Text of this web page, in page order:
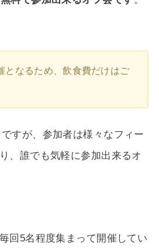
となるため、飲食費だけはご
すが、参加者は様々なフィー
、誰でも気軽に参加出来るオ
回5名程度集まって開催してい